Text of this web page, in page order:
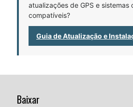
atualizações de GPS e sistemas
compatíveis?
Guia de Atualização e
Baixar